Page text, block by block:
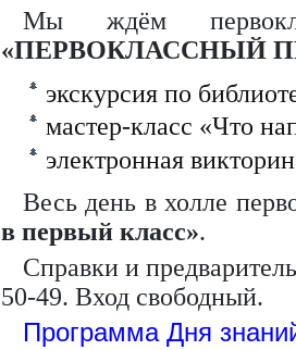
Мы ждём
«ПЕРВОКЛАССНЫЙ
экскурсия по
мастер-класс «Что
электронная
Весь день в холле
в первый класс».
Справки и
50-49. Вход свободный.
Программа Дня